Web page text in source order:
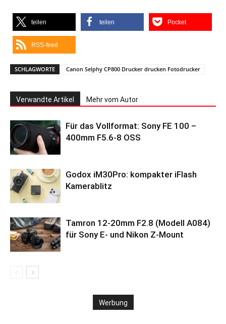
teilen teilen Pocket
RSS-feed
SCHLAGWORTE Canon Selphy CP800 Drucker drucken Fotodrucker
Verwandte Artikel Mehr vom Autor
Für das Vollformat: Sony FE 100 –
400mm F5.6-8 OSS
Godox iM30Pro: kompakter iFlash
Kamerablitz
Tamron 12-20mm F2.8 (Modell A084)
für Sony E- und Nikon Z-Mount
Werbung